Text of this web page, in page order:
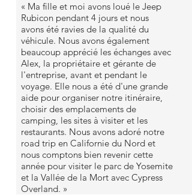
« Ma fille et moi avons loué le Jeep
Rubicon pendant 4 jours et nous
avons été ravies de la qualité du
véhicule. Nous avons également
beaucoup apprécié les échanges avec
Alex, la propriétaire et gérante de
l'entreprise, avant et pendant le
voyage. Elle nous a été d'une grande
aide pour organiser notre itinéraire,
choisir des emplacements de
camping, les sites à visiter et les
restaurants. Nous avons adoré notre
road trip en Californie du Nord et
nous comptons bien revenir cette
année pour visiter le parc de Yosemite
et la Vallée de la Mort avec Cypress
Overland. »